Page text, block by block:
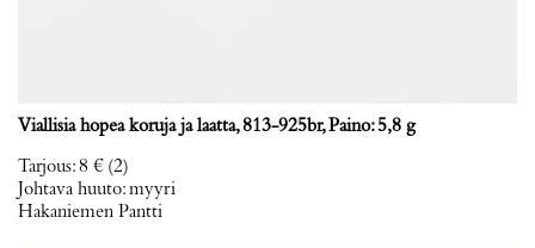
Viallisia hopea koruja ja laatta, 813-925br, Paino: 5,8 g
Tarjous:8 € (2)
Johtava huuto:myyri
Hakaniemen Pantti